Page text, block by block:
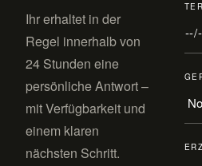
Ihr erhaltet in der
Regel innerhalb von
24 Stunden eine
persönliche Antwort –
mit Verfügbarkeit und
einem klaren
nächsten Schritt.